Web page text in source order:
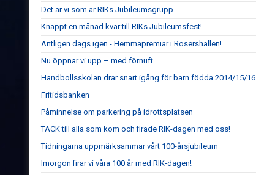
Det är vi som är RIKs Jubileumsgrupp
Knappt en månad kvar till RIKs Jubileumsfest!
Äntligen dags igen - Hemmapremiär i Rosershallen!
Nu öppnar vi upp – med förnuft
Handbollsskolan drar snart igång för barn födda 2014/15/16
Fritidsbanken
Påminnelse om parkering på idrottsplatsen
TACK till alla som kom och firade RIK-dagen med oss!
Tidningarna uppmärksammar vårt 100-årsjubileum
Imorgon firar vi våra 100 år med RIK-dagen!